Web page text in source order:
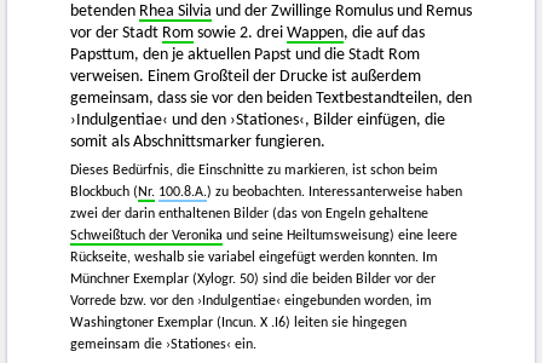
betenden Rhea Silvia und der Zwillinge Romulus und Remus
vor der Stadt Rom sowie 2. drei Wappen, die auf das
Papsttum, den je aktuellen Papst und die Stadt Rom
verweisen. Einem Großteil der Drucke ist außerdem
gemeinsam, dass sie vor den beiden Textbestandteilen, den
›Indulgentiae‹ und den ›Stationes‹, Bilder einfügen, die
somit als Abschnittsmarker fungieren.
Dieses Bedürfnis, die Einschnitte zu markieren, ist schon beim
Blockbuch (Nr. 100.8.A.) zu beobachten. Interessanterweise haben
zwei der darin enthaltenen Bilder (das von Engeln gehaltene
Schweißtuch der Veronika und seine Heiltumsweisung) eine leere
Rückseite, weshalb sie variabel eingefügt werden konnten. Im
Münchner Exemplar (Xylogr. 50) sind die beiden Bilder vor der
Vorrede bzw. vor den ›Indulgentiae‹ eingebunden worden, im
Washingtoner Exemplar (Incun. X .I6) leiten sie hingegen
gemeinsam die ›Stationes‹ ein.